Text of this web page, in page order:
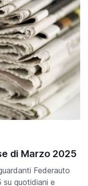
di Marzo 2025
Federauto
quotidiani e